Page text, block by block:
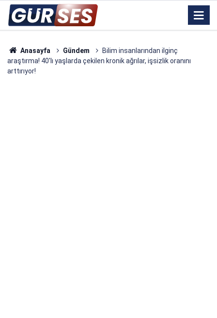
Anasayfa Gündem
Bilim insanlarından ilginç
araştırma! 40'lı yaşlarda çekilen kronik ağrılar, işsizlik oranını
arttırıyor!